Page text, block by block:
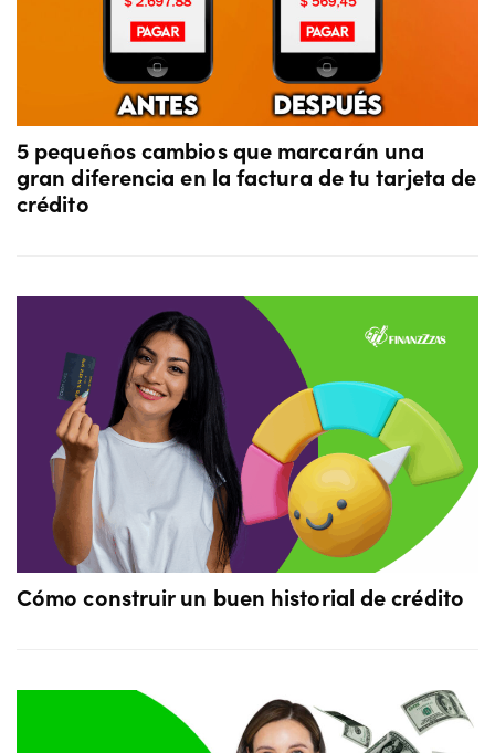
5 pequeños cambios que marcarán una
gran diferencia en la factura de tu tarjeta de
crédito
Cómo construir un buen historial de crédito